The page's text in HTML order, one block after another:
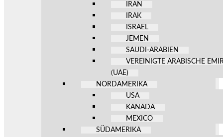
IRAN
IRAK
ISRAEL
JEMEN
SAUDI-ARABIEN
VEREINIGTE ARABISCHE
(UAE)
NORDAMERIKA
USA
KANADA
MEXICO
SÜDAMERIKA